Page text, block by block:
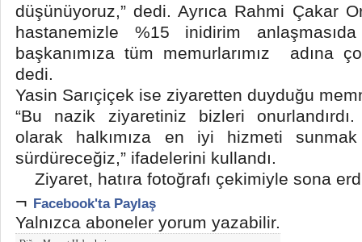
düşünüyoruz,” dedi. Ayrıca Rahmi Çakar
hastanemizle %15 inidirim
başkanımıza tüm memurlarımız adına
dedi.
Yasin Sarıçiçek ise ziyaretten duyduğu
“Bu nazik ziyaretiniz bizleri
olarak halkımıza en iyi hizmeti sunmak
sürdüreceğiz,” ifadelerini kullandı.
Ziyaret, hatıra fotoğrafı çekimiyle sona
¬ Facebook'ta Paylaş
Yalnızca aboneler yorum yazabilir.